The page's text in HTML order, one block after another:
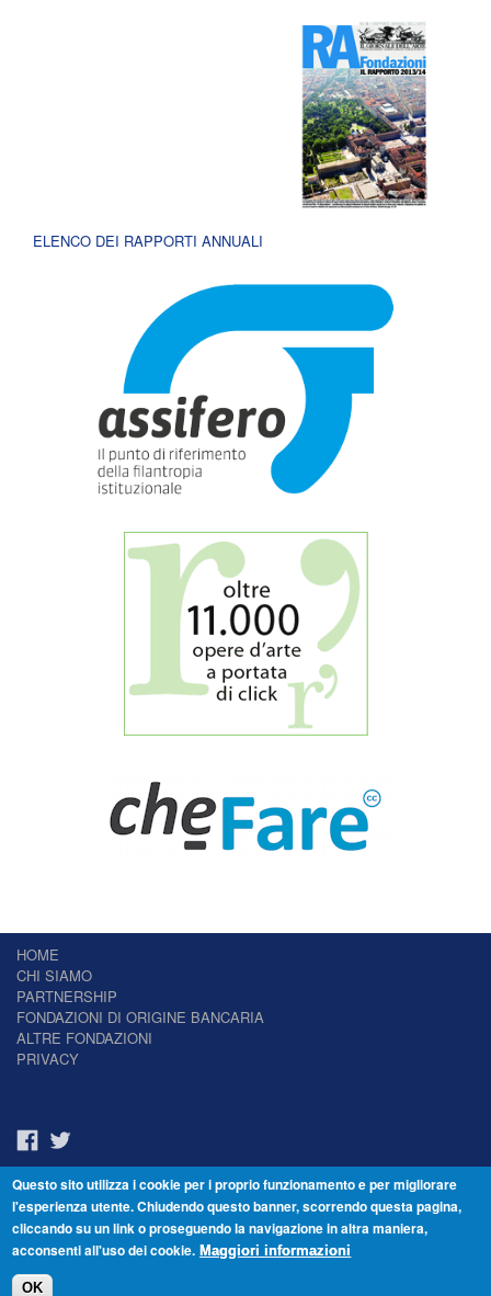
ELENCO DEI RAPPORTI ANNUALI
HOME
CHI SIAMO
PARTNERSHIP
FONDAZIONI DI ORIGINE BANCARIA
ALTRE FONDAZIONI
PRIVACY
Il Giornale delle Fondazioni - Periodico telematico
Reg. Tribunale n.7 del 22/07/2014 – ISSN 2421-2466
© Fondazione Venezia 2000 - Dorsoduro 3488/U - 30123 Venezia - Italia -
Questo sito utilizza i cookie per i proprio funzionamento e per migliorare
l'esperienza utente. Chiudendo questo banner, scorrendo questa pagina,
cliccando su un link o proseguendo la navigazione in altra maniera,
acconsenti all'uso dei cookie. Maggiori informazioni
OK